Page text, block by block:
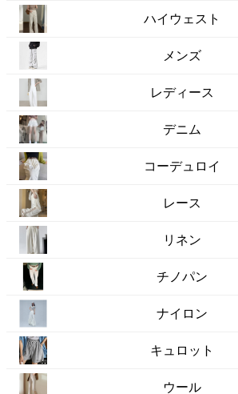
ハイウェスト
メンズ
レディース
デニム
コーデュロイ
レース
リネン
チノパン
ナイロン
キュロット
ウール